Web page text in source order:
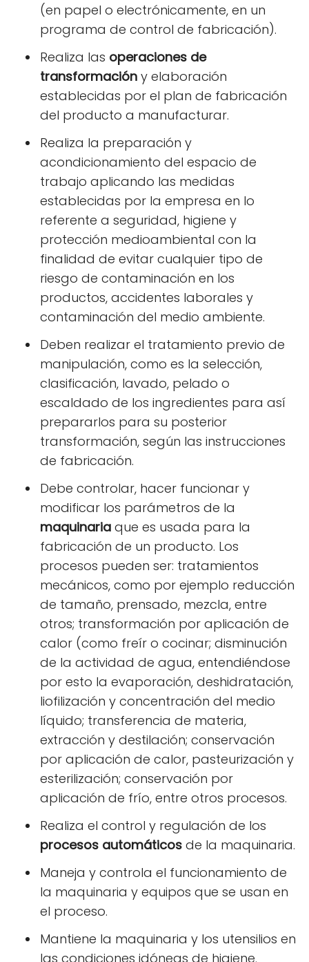
(en papel o electrónicamente, en un
programa de control de fabricación).
Realiza las operaciones de
transformación y elaboración
establecidas por el plan de fabricación
del producto a manufacturar.
Realiza la preparación y
acondicionamiento del espacio de
trabajo aplicando las medidas
establecidas por la empresa en lo
referente a seguridad, higiene y
protección medioambiental con la
finalidad de evitar cualquier tipo de
riesgo de contaminación en los
productos, accidentes laborales y
contaminación del medio ambiente.
Deben realizar el tratamiento previo de
manipulación, como es la selección,
clasificación, lavado, pelado o
escaldado de los ingredientes para así
prepararlos para su posterior
transformación, según las instrucciones
de fabricación.
Debe controlar, hacer funcionar y
modificar los parámetros de la
maquinaria que es usada para la
fabricación de un producto. Los
procesos pueden ser: tratamientos
mecánicos, como por ejemplo reducción
de tamaño, prensado, mezcla, entre
otros; transformación por aplicación de
calor (como freír o cocinar; disminución
de la actividad de agua, entendiéndose
por esto la evaporación, deshidratación,
liofilización y concentración del medio
líquido; transferencia de materia,
extracción y destilación; conservación
por aplicación de calor, pasteurización y
esterilización; conservación por
aplicación de frío, entre otros procesos.
Realiza el control y regulación de los
procesos automáticos de la maquinaria.
Maneja y controla el funcionamiento de
la maquinaria y equipos que se usan en
el proceso.
Mantiene la maquinaria y los utensilios en
las condiciones idóneas de higiene.